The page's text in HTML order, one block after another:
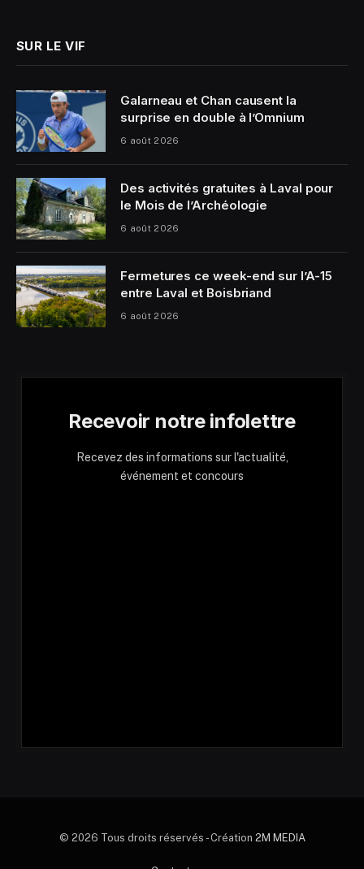
SUR LE VIF
Galarneau et Chan causent la
surprise en double à l’Omnium
6 août 2026
Des activités gratuites à Laval pour
le Mois de l’Archéologie
6 août 2026
Fermetures ce week-end sur l’A-15
entre Laval et Boisbriand
6 août 2026
Recevoir notre infolettre
Recevez des informations sur l'actualité,
événement et concours
© 2026 Tous droits réservés - Création 2M MEDIA